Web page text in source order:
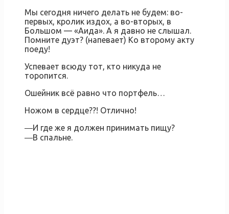
Мы сегодня ничего делать не будем: во-
первых, кролик издох, а во-вторых, в
Большом — «Аида». А я давно не слышал.
Помните дуэт? (напевает) Ко второму акту
поеду!
Успевает всюду тот, кто никуда не
торопится.
Ошейник всё равно что портфель…
Ножом в сердце??! Отлично!
―И где же я должен принимать пищу?
―В спальне.